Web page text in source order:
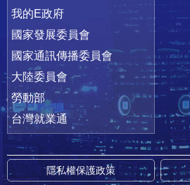
我的E政府
國家發展委員會
國家通訊傳播委員會
大陸委員會
勞動部
台灣就業通
隱私權保護政策